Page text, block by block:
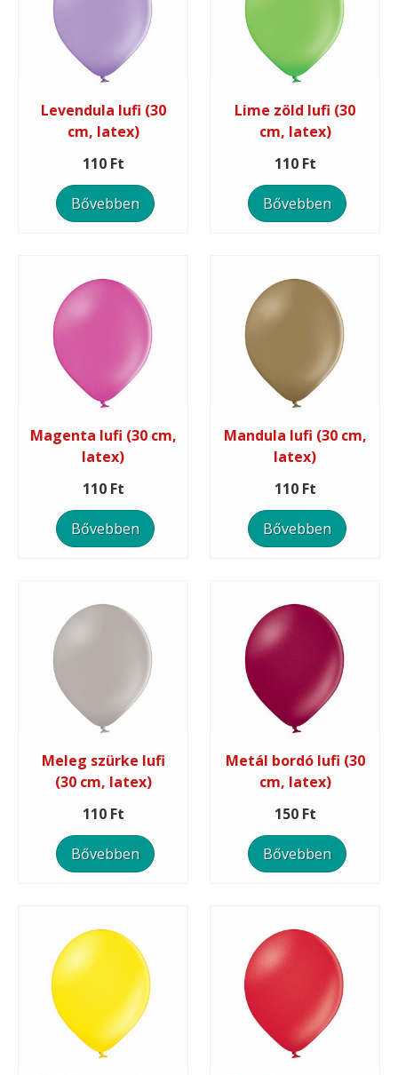
Levendula lufi (30
cm, latex)
110 Ft
Bővebben
Lime zöld lufi (30
cm, latex)
110 Ft
Bővebben
Magenta lufi (30 cm,
latex)
110 Ft
Bővebben
Mandula lufi (30 cm,
latex)
110 Ft
Bővebben
Meleg szürke lufi
(30 cm, latex)
110 Ft
Bővebben
Metál bordó lufi (30
cm, latex)
150 Ft
Bővebben